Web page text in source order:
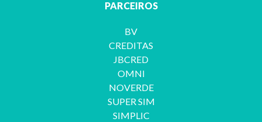
PARCEIROS
BV
CREDITAS
JBCRED
OMNI
NOVERDE
SUPER SIM
SIMPLIC